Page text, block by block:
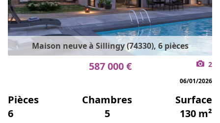
Maison neuve à Sillingy (74330), 6 pièces
587 000 € 2
06/01/2026
Pièces
6
Chambres
5
Surface
130 m²